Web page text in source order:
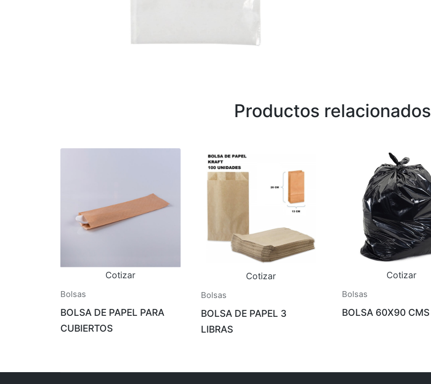
Productos relacionados
Cotizar
Bolsas
BOLSA DE PAPEL PARA
CUBIERTOS
Cotizar
Bolsas
BOLSA DE PAPEL 3
LIBRAS
Cotizar
Bolsas
BOLSA 60X90 CMS